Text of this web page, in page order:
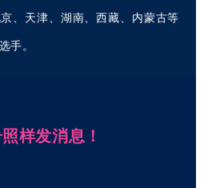
、天津、湖南、西藏、内蒙古等
手。
样发消息！